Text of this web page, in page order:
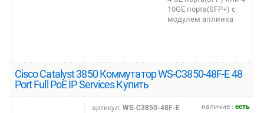
10GE порта(SFP+) с
модулем аплинка
Cisco Catalyst 3850 Коммутатор WS-C3850-48F-E 48
Port Full PoE IP Services Купить
наличие :есть
артикул: WS-C3850-48F-E